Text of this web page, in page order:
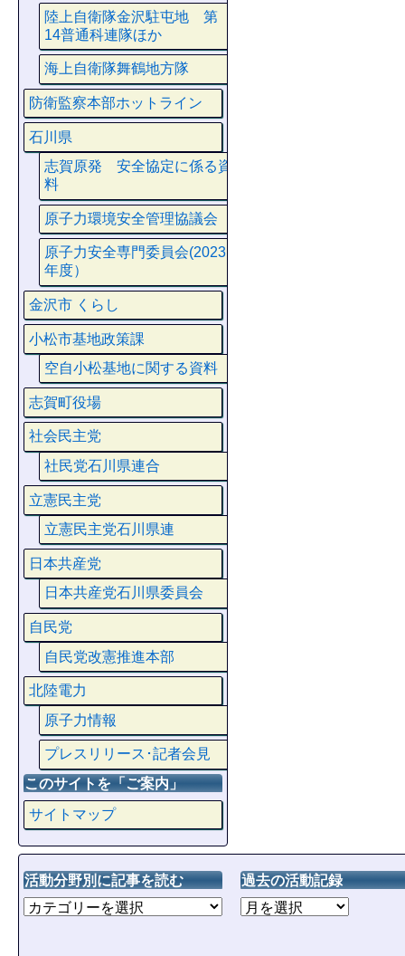
陸上自衛隊金沢駐屯地 第
14普通科連隊ほか
海上自衛隊舞鶴地方隊
防衛監察本部ホットライン
石川県
志賀原発 安全協定に係る資
料
原子力環境安全管理協議会
原子力安全専門委員会(2023
年度）
金沢市 くらし
小松市基地政策課
空自小松基地に関する資料
志賀町役場
社会民主党
社民党石川県連合
立憲民主党
立憲民主党石川県連
日本共産党
日本共産党石川県委員会
自民党
自民党改憲推進本部
北陸電力
原子力情報
プレスリリース･記者会見
このサイトを「ご案内」
サイトマップ
活動分野別に記事を読む 過去の活動記録